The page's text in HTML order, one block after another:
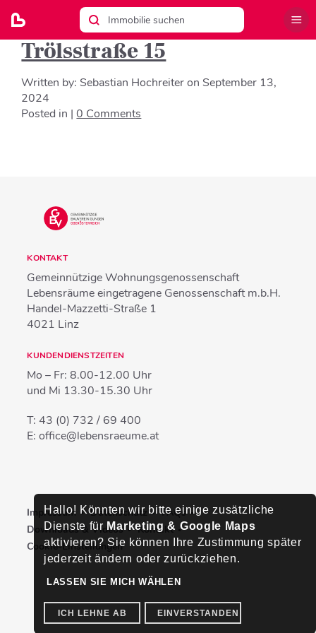
Trölsstraße 15
Written by:Sebastian HochreiteronSeptember 13,
2024
Posted in |0 Comments
KONTAKT
Gemeinnützige Wohnungsgenossenschaft
Lebensräume eingetragene Genossenschaft m.b.H.
Handel-Mazzetti-Straße 1
4021 Linz
KUNDENDIENSTZEITEN
Mo – Fr: 8.00-12.00 Uhr
und Mi 13.30-15.30 Uhr
T:43 (0) 732 / 69 400
E:office@lebensraeume.at
Impressum Datenschutz
FAQs
Downloads & Videos
Kontakt
Cookie-Einstellungen
Hallo! Könnten wir bitte einige zusätzliche
Dienste für Marketing & Google Maps
aktivieren? Sie können Ihre Zustimmung später
jederzeit ändern oder zurückziehen.
LASSEN SIE MICH WÄHLEN
ICH LEHNE AB EINVERSTANDEN